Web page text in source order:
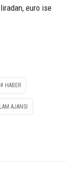
euro ise
HABER
AJANSI